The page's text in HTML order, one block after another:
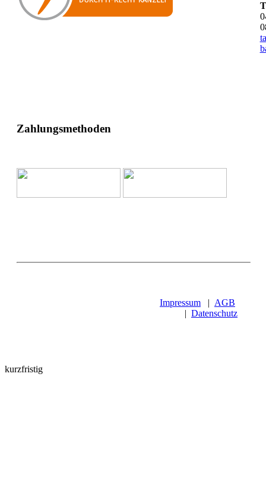
Zahlungsmethoden
Impressum | AGB
| Datenschutz
kurzfristig